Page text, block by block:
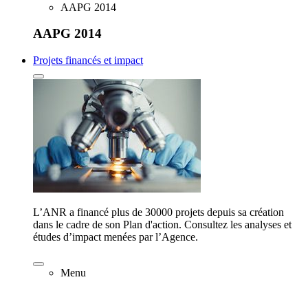
AAPG 2014
AAPG 2014
Projets financés et impact
L’ANR a financé plus de 30000 projets depuis sa création
dans le cadre de son Plan d'action. Consultez les analyses et
études d’impact menées par l’Agence.
Menu